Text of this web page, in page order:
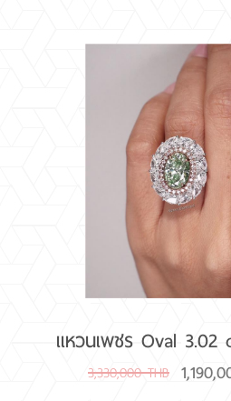
แหวนเพชร Oval 3.02
3,330,000 THB